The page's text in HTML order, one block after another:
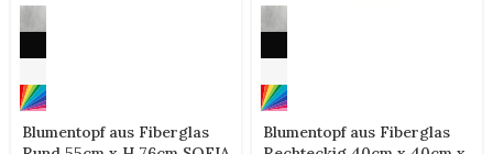
Blumentopf aus Fiberglas
Blumentopf aus Fiberglas